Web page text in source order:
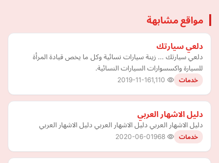
مواقع مشابهة
دلعي سيارتك
دلعي سيارتك ... زينة سيارات نسائية وكل ما يخص قيادة المرأة
للسيارة واكسسوارات السيارات النسائية.
خدمات 2019-11-16
دليل الاشهار العربي
دليل الاشهار العربي دليل الاشهار العربي دليل الاشهار العربي
خدمات 2020-06-01